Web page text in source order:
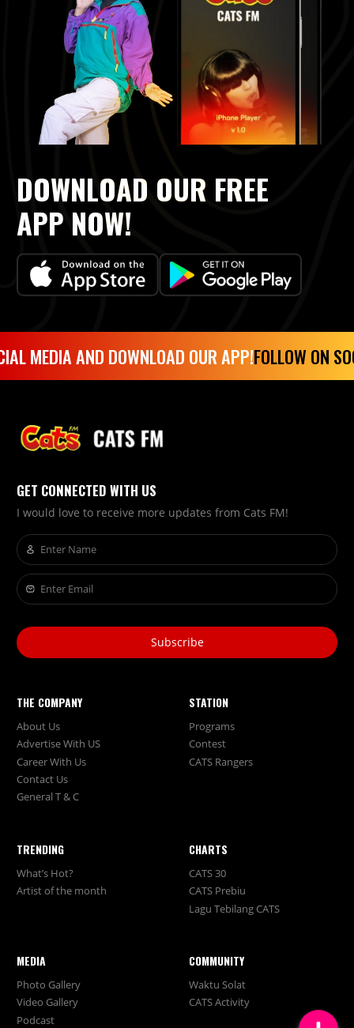
DOWNLOAD OUR FREE
APP NOW!
MEDIA AND DOWNLOAD OUR APP!FOLLOW ON
GET CONNECTED WITH US
I would love to receive more updates from Cats FM!
Subscribe
THE COMPANY
About Us
Advertise With US
Career With Us
Contact Us
General T & C
STATION
Programs
Contest
CATS Rangers
TRENDING
What’s Hot?
Artist of the month
CHARTS
CATS 30
CATS Prebiu
Lagu Tebilang CATS
MEDIA
Photo Gallery
Video Gallery
Podcast
COMMUNITY
Waktu Solat
CATS Activity